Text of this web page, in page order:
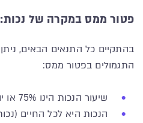
פטור ממס במקרה של נכות:
בהתקיים כל התנאים הבאים,
התגמולים בפטור ממס:
שיעור הנכות הינו 75% או יותר
הנכות היא לכל החיים